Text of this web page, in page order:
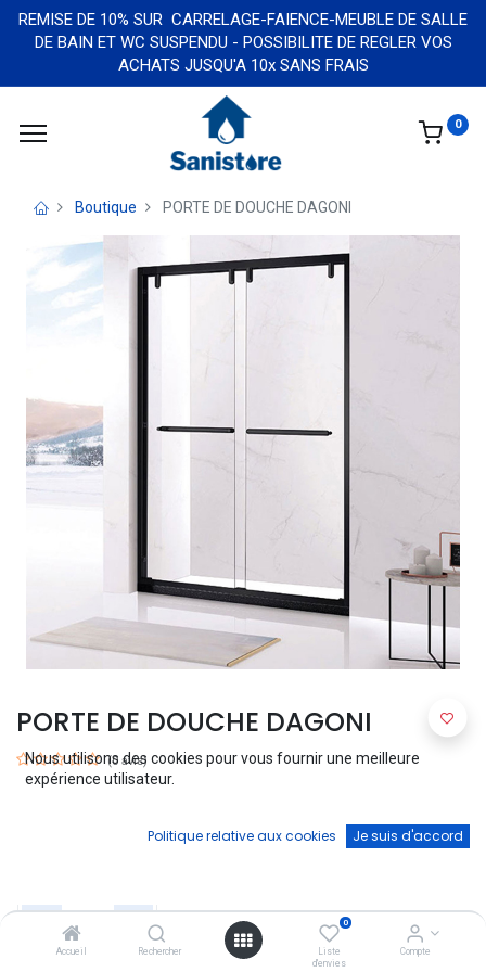
Accueil Rechercher
0
Liste
d'envies
Compte
REMISE DE 10% SUR CARRELAGE-FAIENCE-MEUBLE DE SALLE
DE BAIN ET WC SUSPENDU - POSSIBILITE DE REGLER VOS
ACHATS JUSQU'A 10x SANS FRAIS
0
Boutique PORTE DE DOUCHE DAGONI
PORTE DE DOUCHE DAGONI
(0 avis)
Porte de douche chrome - 1500*2000mm
Nous utilisons des cookies pour vous fournir une meilleure
expérience utilisateur.
Politique relative aux cookies Je suis d'accord